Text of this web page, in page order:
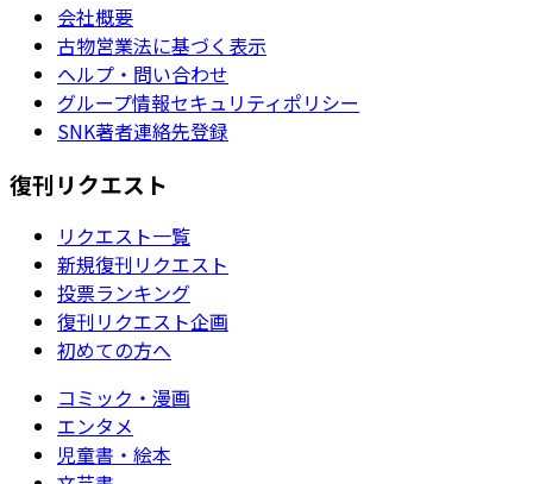
会社概要
古物営業法に基づく表示
ヘルプ・問い合わせ
グループ情報セキュリティポリシー
SNK著者連絡先登録
復刊リクエスト
リクエスト一覧
新規復刊リクエスト
投票ランキング
復刊リクエスト企画
初めての方へ
コミック・漫画
エンタメ
児童書・絵本